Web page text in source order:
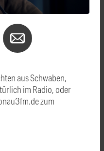
aus Schwaben,
im Radio, oder
zum